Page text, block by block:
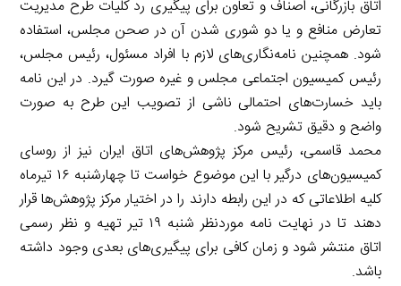
اتاق بازرگانی، اصناف و تعاون برای پیگیری رد کلیات طرح مدیریت
تعارض منافع و یا دو شوری شدن آن در صحن مجلس، استفاده
شود. همچنین نامه‌نگاری‌های لازم با افراد مسئول، رئیس مجلس،
رئیس کمیسیون اجتماعی مجلس و غیره صورت گیرد. در این نامه
باید خسارت‌های احتمالی ناشی از تصویب این طرح به صورت
واضح و دقیق تشریح شود.
محمد قاسمی، رئیس مرکز پژوهش‌های اتاق ایران نیز از روسای
کمیسیون‌های درگیر با این موضوع خواست تا چهارشنبه ۱۶ تیرماه
کلیه اطلاعاتی که در این رابطه دارند را در اختیار مرکز پژوهش‌ها قرار
دهند تا در نهایت نامه موردنظر شنبه ۱۹ تیر تهیه و نظر رسمی
اتاق منتشر شود و زمان کافی برای پیگیری‌های بعدی وجود داشته
باشد.